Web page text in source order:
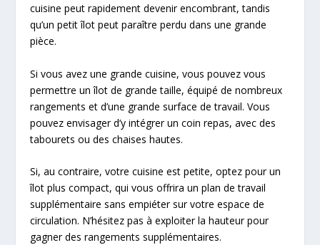
cuisine peut rapidement devenir encombrant, tandis
qu’un petit îlot peut paraître perdu dans une grande
pièce.
Si vous avez une grande cuisine, vous pouvez vous
permettre un îlot de grande taille, équipé de nombreux
rangements et d’une grande surface de travail. Vous
pouvez envisager d’y intégrer un coin repas, avec des
tabourets ou des chaises hautes.
Si, au contraire, votre cuisine est petite, optez pour un
îlot plus compact, qui vous offrira un plan de travail
supplémentaire sans empiéter sur votre espace de
circulation. N’hésitez pas à exploiter la hauteur pour
gagner des rangements supplémentaires.